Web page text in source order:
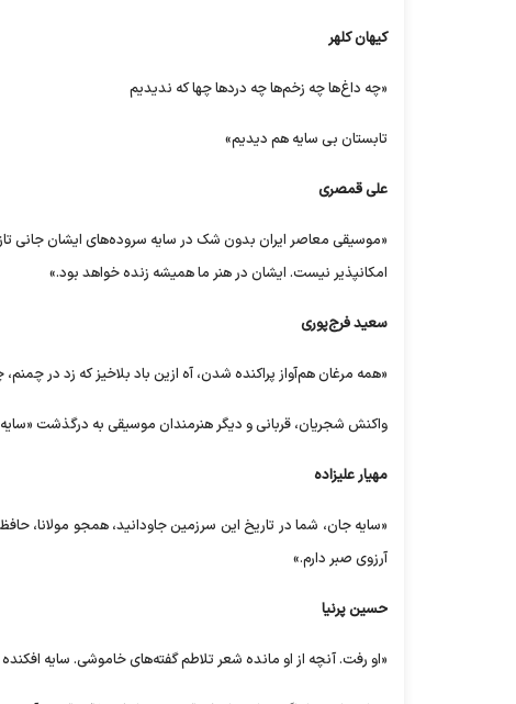
کیهان کلهر
«چه داغ‌ها چه زخم‌ها چه درد‌ها چها که ندیدیم
تابستان بی سایه هم دیدیم»
علی قمصری
«موسیقی معاصر ایران بدون شک در سایه سروده‌های ایشان جانی
امکانپذیر نیست. ایشان در هنر ما همیشه زنده خواهد بود.»
سعید فرج‌پوری
«همه مرغان هم‌آواز پراکنده شدن، آه ازین باد بلاخیز که زد در
واکنش شجریان، قربانی و دیگر هنرمندان موسیقی به درگذشت
مهیار علیزاده
«سایه جان، شما در تاریخ این سرزمین جاودانید، همجو مولانا،
آرزوی صبر دارم.»
حسین پرنیا
«او رفت. آنچه از او مانده شعر تلاطم گفته‌های خاموشی. سایه